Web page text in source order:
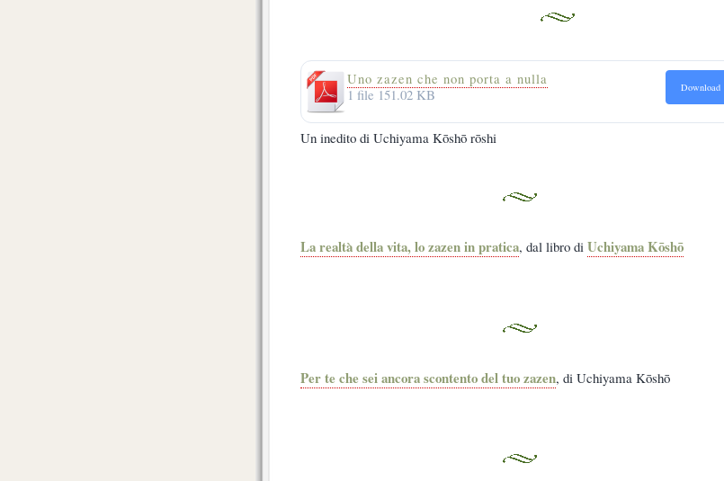
Uno zazen che non porta a nulla
1 file 151.02 KB Download
Un inedito di Uchiyama Kōshō rōshi
La realtà della vita, lozazenin pratica, dal libro di Uchiyama Kōshō
Per te che sei ancora scontento del tuo zazen, di Uchiyama Kōshō